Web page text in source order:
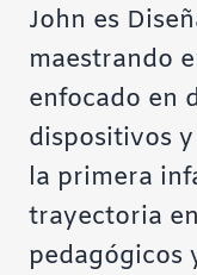
John es
maestrando
enfocado en
dispositivos
la primera
trayectoria
pedagógicos